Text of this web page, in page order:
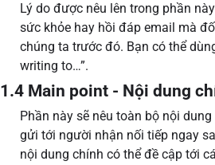
Lý do được nêu lên trong phần
sức khỏe hay hồi đáp email mà
chúng ta trước đó. Bạn có thể
writing to…”.
1.4 Main point - Nội dung
Phần này sẽ nêu toàn bộ nội
gửi tới người nhận nối tiếp ngay
nội dung chính có thể đề cập tới